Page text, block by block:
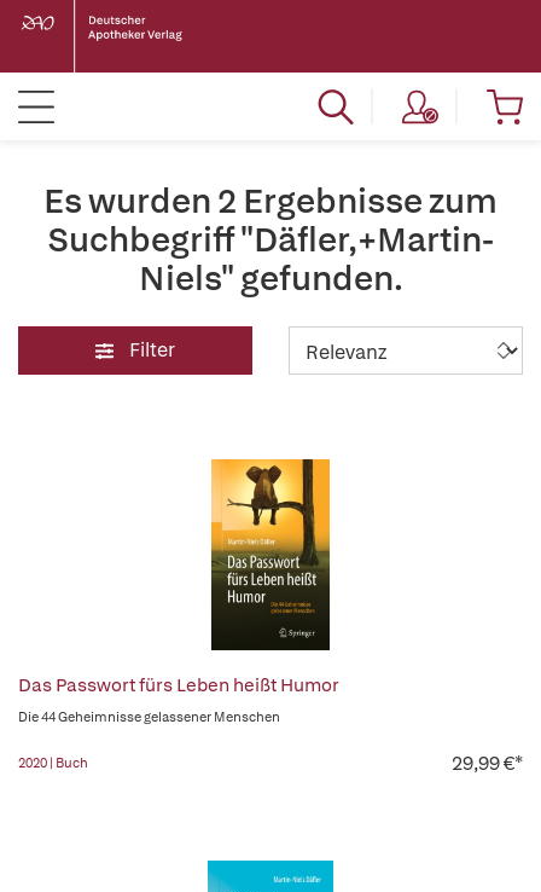
Es wurden 2 Ergebnisse zum
Suchbegriff "Däfler,+Martin-
Niels" gefunden.
Filter
Das Passwort fürs Leben heißt Humor
Die 44 Geheimnisse gelassener Menschen
2020 | Buch 29,99 €*